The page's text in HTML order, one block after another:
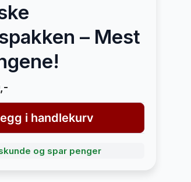
– Mest
i handlekurv
og spar penger